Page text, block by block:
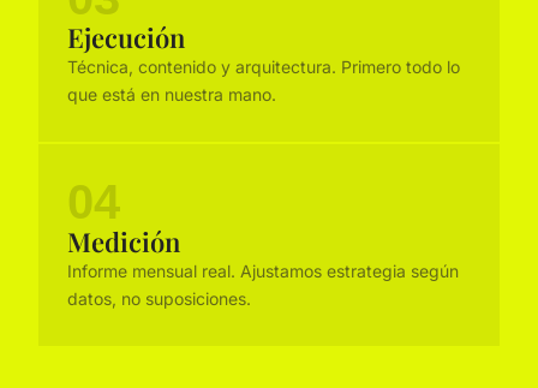
Ejecución
Técnica, contenido y arquitectura. Primero todo lo
que está en nuestra mano.
04
Medición
Informe mensual real. Ajustamos estrategia según
datos, no suposiciones.